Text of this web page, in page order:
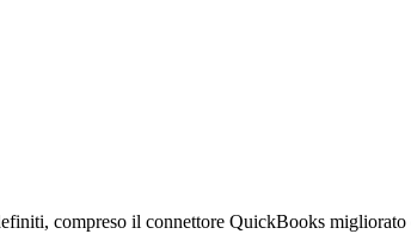
compreso il connettore QuickBooks migliorato